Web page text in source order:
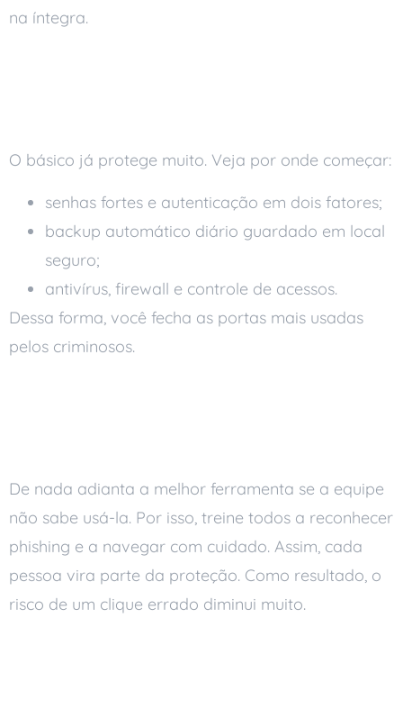
na íntegra.
O básico já protege muito. Veja por onde começar:
senhas fortes e autenticação em dois fatores;
backup automático diário guardado em local
seguro;
antivírus, firewall e controle de acessos.
Dessa forma, você fecha as portas mais usadas
pelos criminosos.
De nada adianta a melhor ferramenta se a equipe
não sabe usá-la. Por isso, treine todos a reconhecer
phishing e a navegar com cuidado. Assim, cada
pessoa vira parte da proteção. Como resultado, o
risco de um clique errado diminui muito.